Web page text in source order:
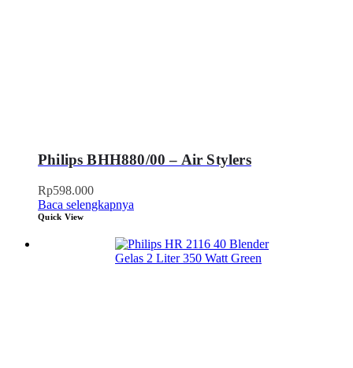
Philips BHH880/00 – Air Stylers
Rp598.000
Baca selengkapnya
Quick View